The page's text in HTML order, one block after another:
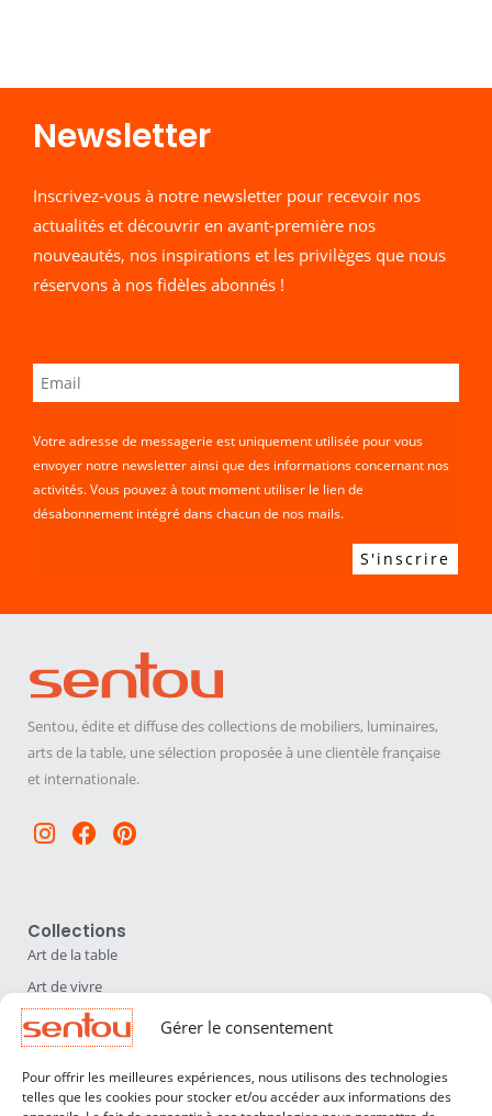
Gérer le consentement
Pour offrir les meilleures expériences, nous utilisons des technologies
telles que les cookies pour stocker et/ou accéder aux informations des
Newsletter​
Inscrivez-vous à notre newsletter pour recevoir nos
actualités et découvrir en avant-première nos
nouveautés, nos inspirations et les privilèges que nous
réservons à nos fidèles abonnés !
Votre adresse de messagerie est uniquement utilisée pour vous
envoyer notre newsletter ainsi que des informations concernant nos
activités. Vous pouvez à tout moment utiliser le lien de
désabonnement intégré dans chacun de nos mails.
Sentou, édite et diffuse des collections de mobiliers, luminaires,
arts de la table, une sélection proposée à une clientèle française
et internationale.
Instagram
Facebook
Pinterest
Collections
Art de la table
Art de vivre
Déco
Luminaires
Mobilier